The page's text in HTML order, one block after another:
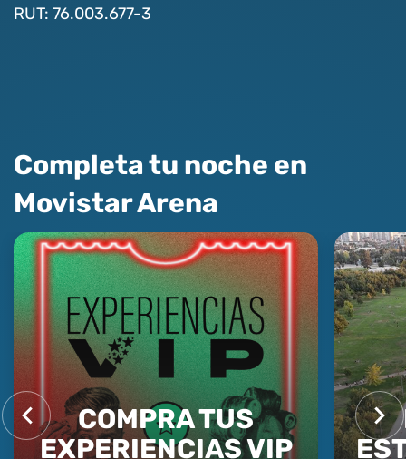
RUT: 76.003.677-3
Completa tu noche en
Movistar Arena
COMPRA TUS
EXPERIENCIAS VIP